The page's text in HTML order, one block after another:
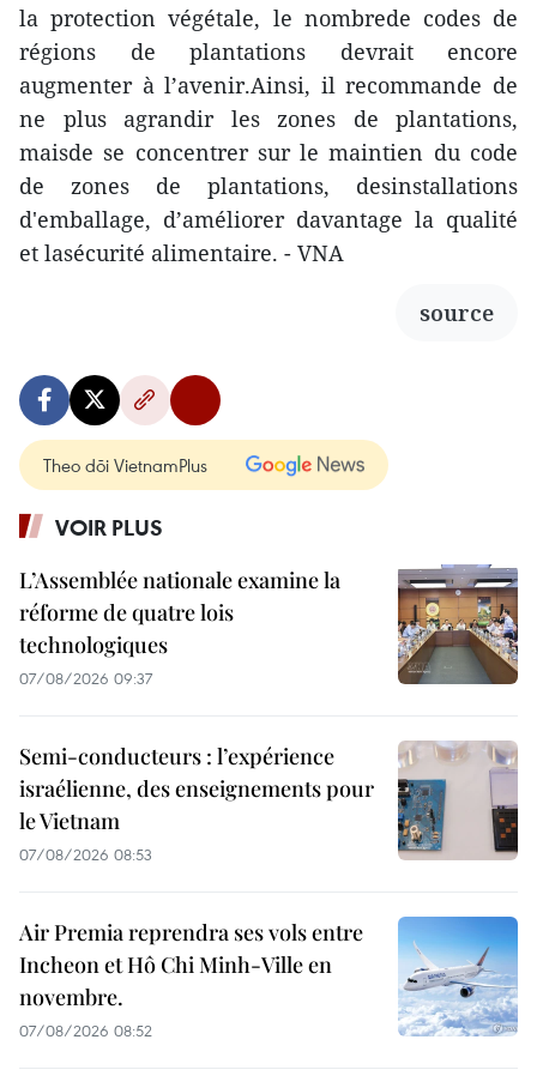
la protection végétale, le nombrede codes de
régions de plantations devrait encore
augmenter à l’avenir.Ainsi, il recommande de
ne plus agrandir les zones de plantations,
maisde se concentrer sur le maintien du code
de zones de plantations, desinstallations
d'emballage, d’améliorer davantage la qualité
et lasécurité alimentaire. - VNA
source
Theo dõi VietnamPlus
VOIR PLUS
L’Assemblée nationale examine la
réforme de quatre lois
technologiques
07/08/2026 09:37
Semi-conducteurs : l’expérience
israélienne, des enseignements pour
le Vietnam
07/08/2026 08:53
Air Premia reprendra ses vols entre
Incheon et Hô Chi Minh-Ville en
novembre.
07/08/2026 08:52